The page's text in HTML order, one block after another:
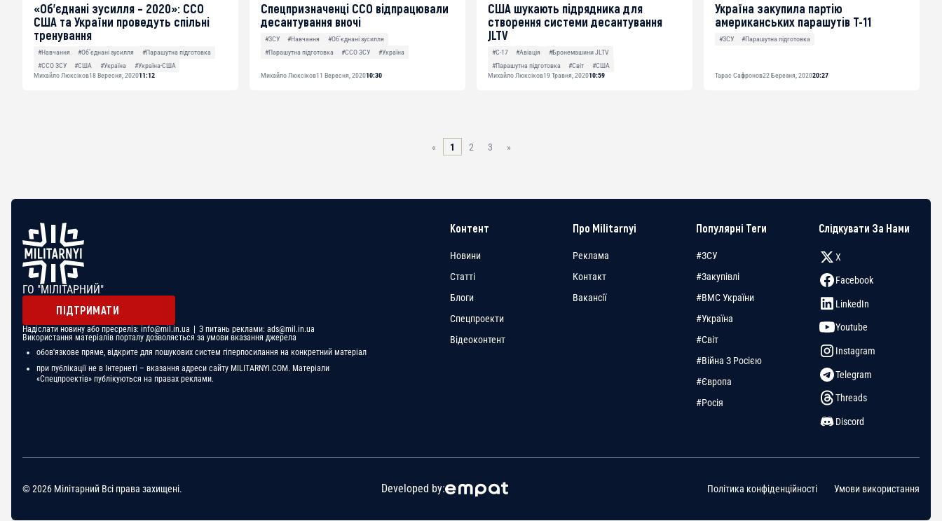
«Об’єднані зусилля – 2020»: ССО
США та України проведуть спільні
тренування
#Навчання #Об’єднані зусилля
#Парашутна підготовка
#ССО ЗСУ
#США #Україна
#Україна-США
Михайло Люксіков18 Вересня, 202011:12
Спецпризначенці ССО відпрацювали
десантування вночі
#ЗСУ #Навчання
#Об’єднані зусилля
#Парашутна підготовка
#ССО ЗСУ #Україна
Михайло Люксіков11 Вересня, 202010:30
США шукають підрядника для
створення системи десантування
JLTV
#C-17 #Авіація
#Бронемашини JLTV
#Парашутна підготовка
#Світ
#США
Михайло Люксіков19 Травня, 202010:59
Україна закупила партію
американських парашутів Т-11
#ЗСУ #Парашутна підготовка
Тарас Сафронов22 Березня, 202020:27
« 1 2 3 »
ГО "МІЛІТАРНИЙ"
ПІДТРИМАТИ
Надіслати новину або пресреліз: info@mil.in.ua | З питань реклами: ads@mil.in.ua
Використання матеріалів порталу дозволяється за умови вказання джерела
обов'язкове пряме, відкрите для пошукових систем гіперпосилання на конкретний матеріал
при публікації не в Інтернеті – вказання адреси сайту MILITARNYI.COM. Матеріали
«Спецпроектів» публікуються на правах реклами.
Контент
Новини
Статті
Блоги
Спецпроекти
Відеоконтент
Про Militarnyi
Реклама
Контакт
Вакансії
Популярні Теги
#ЗСУ
#Закупівлі
#ВМС України
#Україна
#Світ
#Війна З Росією
#Європа
#Росія
Слідкувати За Нами
X
Facebook
LinkedIn
Youtube
Instagram
Telegram
Threads
Discord
© 2026 Мілітарний Всі права захищені. Developed by: Політика конфіденційності Умови використання